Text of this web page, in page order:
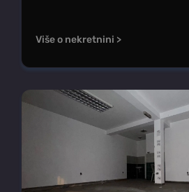
Više o nekretnini >